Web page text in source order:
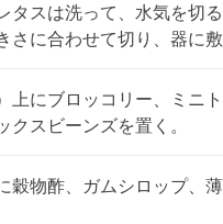
タスは洗って、水気を切る
さに合わせて切り、器に敷
上にブロッコリー、ミニ
クスビーンズを置く。
穀物酢、ガムシロップ、